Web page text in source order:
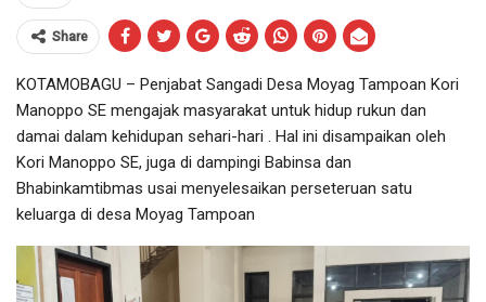
Share
KOTAMOBAGU – Penjabat Sangadi Desa Moyag Tampoan Kori
Manoppo SE mengajak masyarakat untuk hidup rukun dan
damai dalam kehidupan sehari-hari . Hal ini disampaikan oleh
Kori Manoppo SE, juga di dampingi Babinsa dan
Bhabinkamtibmas usai menyelesaikan perseteruan satu
keluarga di desa Moyag Tampoan